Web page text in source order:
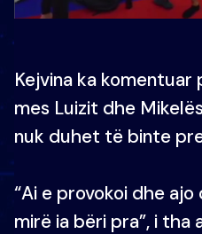
Kejvina ka
mes Luizit dhe
nuk duhet të binte
“Ai e provokoi dhe
mirë ia bëri pra”, i